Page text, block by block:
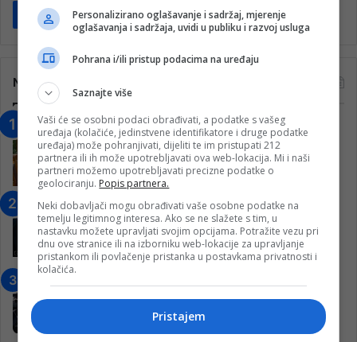
Pročitaj više
Najčitanije
“Obrazovanje gradi BiH-Jovan Divjak“
– Konjic je u posljednje 22 godine imao
25 ​​stipendista
15. Februara 2023.
Nogometaši Igmana iznenadili
Konjičanke cvijećem i besplatnim
ulazom na utakmicu
7. Marta 2025.
Pokrenuta kampanja za izgradnju
inkluzivnog centra!
Personalizirano oglašavanje i sadržaj, mjerenje
oglašavanja i sadržaja, uvidi u publiku i razvoj usluga
Pohrana i/ili pristup podacima na uređaju
Saznajte više
Vaši će se osobni podaci obrađivati, a podatke s vašeg
uređaja (kolačiće, jedinstvene identifikatore i druge podatke
uređaja) može pohranjivati, dijeliti te im pristupati 212
partnera ili ih može upotrebljavati ova web-lokacija. Mi i naši
partneri možemo upotrebljavati precizne podatke o
geolociranju. Popis partnera.
Neki dobavljači mogu obrađivati vaše osobne podatke na
temelju legitimnog interesa. Ako se ne slažete s tim, u
nastavku možete upravljati svojim opcijama. Potražite vezu pri
dnu ove stranice ili na izborniku web-lokacije za upravljanje
pristankom ili povlačenje pristanka u postavkama privatnosti i
kolačića.
Pristajem